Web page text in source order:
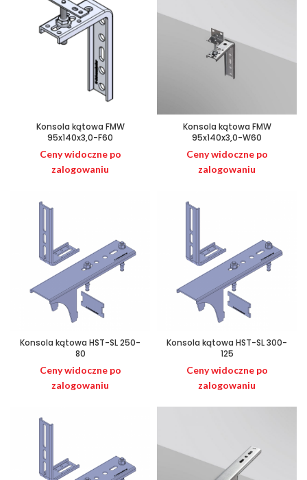
Konsola kątowa FMW
95x140x3,0-F60
Ceny widoczne po
zalogowaniu
Konsola kątowa FMW
95x140x3,0-W60
Ceny widoczne po
zalogowaniu
Konsola kątowa HST-SL 250-
80
Ceny widoczne po
zalogowaniu
Konsola kątowa HST-SL 300-
125
Ceny widoczne po
zalogowaniu